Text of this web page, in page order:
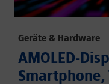
Geräte & Hardware
AMOLED-
Smartphone,